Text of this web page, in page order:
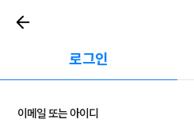
로그인
이메일 또는 아이디